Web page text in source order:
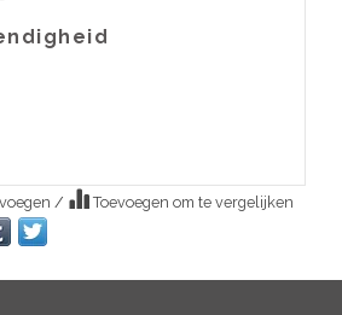
/ Toevoegen om te vergelijken